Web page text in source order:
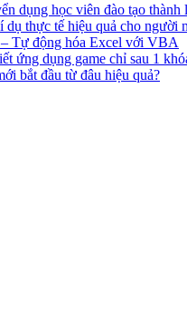
dụng học viên đào tạo
dụ thực tế hiệu quả cho người
Tự động hóa Excel với VBA
ứng dụng game chỉ sau 1
bắt đầu từ đâu hiệu quả?